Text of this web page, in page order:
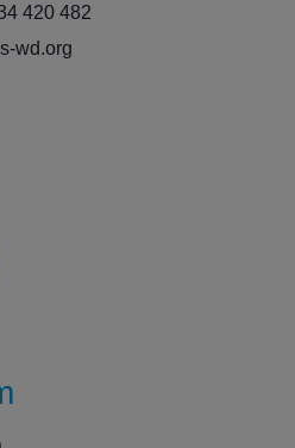
420 482
wd.org